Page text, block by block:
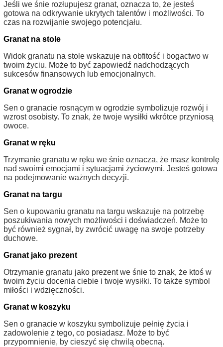
Jeśli we śnie rozłupujesz granat, oznacza to, że jesteś
gotowa na odkrywanie ukrytych talentów i możliwości. To
czas na rozwijanie swojego potencjału.
Granat na stole
Widok granatu na stole wskazuje na obfitość i bogactwo w
twoim życiu. Może to być zapowiedź nadchodzących
sukcesów finansowych lub emocjonalnych.
Granat w ogrodzie
Sen o granacie rosnącym w ogrodzie symbolizuje rozwój i
wzrost osobisty. To znak, że twoje wysiłki wkrótce przyniosą
owoce.
Granat w ręku
Trzymanie granatu w ręku we śnie oznacza, że masz kontrolę
nad swoimi emocjami i sytuacjami życiowymi. Jesteś gotowa
na podejmowanie ważnych decyzji.
Granat na targu
Sen o kupowaniu granatu na targu wskazuje na potrzebę
poszukiwania nowych możliwości i doświadczeń. Może to
być również sygnał, by zwrócić uwagę na swoje potrzeby
duchowe.
Granat jako prezent
Otrzymanie granatu jako prezent we śnie to znak, że ktoś w
twoim życiu docenia ciebie i twoje wysiłki. To także symbol
miłości i wdzięczności.
Granat w koszyku
Sen o granacie w koszyku symbolizuje pełnię życia i
zadowolenie z tego, co posiadasz. Może to być
przypomnienie, by cieszyć się chwilą obecną.